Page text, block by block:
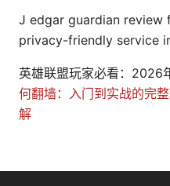
J edgar guardian review
privacy-friendly service
英雄联盟玩家必看：2026
何翻墙：入门到实战的完
解